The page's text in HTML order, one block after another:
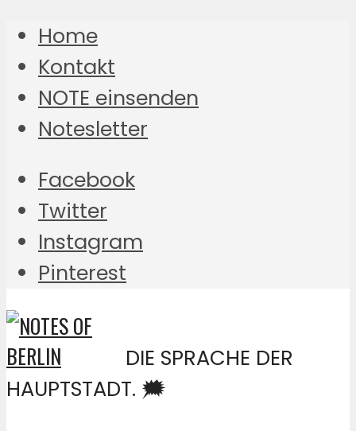
Home
Kontakt
NOTE einsenden
Notesletter
Facebook
Twitter
Instagram
Pinterest
DIE SPRACHE DER
HAUPTSTADT. 🗯️